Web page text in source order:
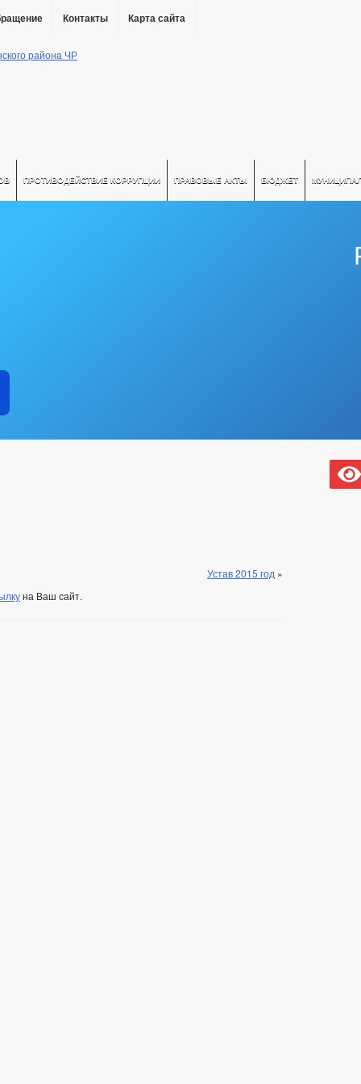
Контакты Карта сайта
ПРОТИВОДЕЙСТВИЕ КОРРУПЦИИ ПРАВОВЫЕ АКТЫ БЮДЖЕТ
Устав 2015 год »
на Ваш сайт.